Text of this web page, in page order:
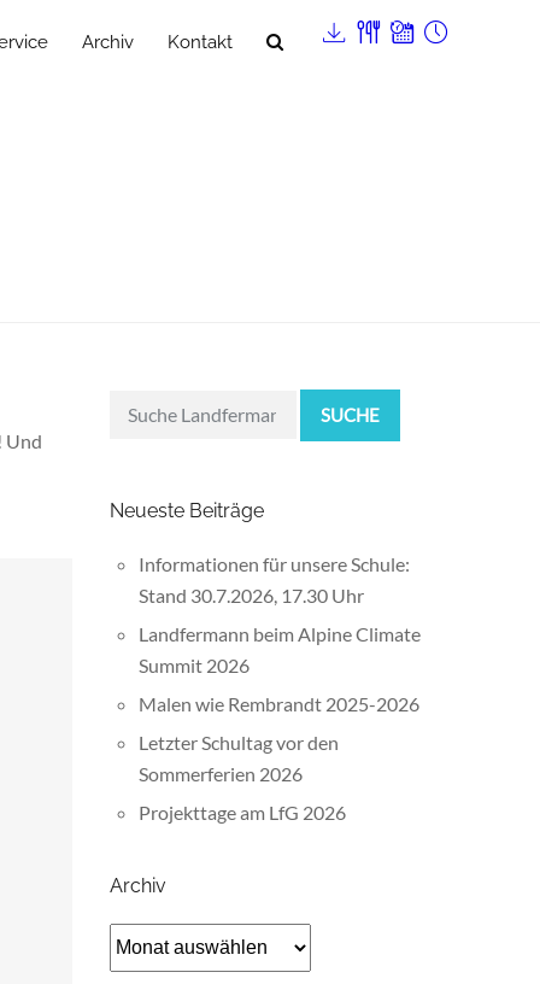
Archiv Kontakt
Und
SUCHE
Neueste Beiträge
Informationen für unsere Schule:
Stand 30.7.2026, 17.30 Uhr
Landfermann beim Alpine Climate
Summit 2026
Malen wie Rembrandt 2025-2026
Letzter Schultag vor den
Sommerferien 2026
Projekttage am LfG 2026
Archiv
Archiv